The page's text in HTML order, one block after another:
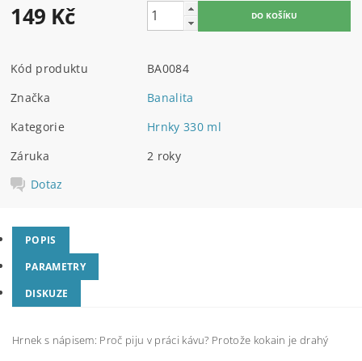
149 Kč
Kód produktu
BA0084
Značka
Banalita
Kategorie
Hrnky 330 ml
Záruka
2 roky
Dotaz
POPIS
PARAMETRY
DISKUZE
Hrnek s nápisem: Proč piju v práci kávu? Protože kokain je drahý